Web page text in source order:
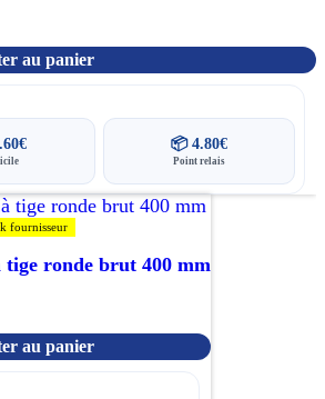
au panier
€ 📦 4.80€
Point relais
fournisseur
ronde brut 400 mm
au panier